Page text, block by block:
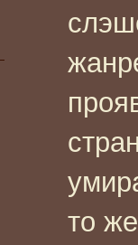
то